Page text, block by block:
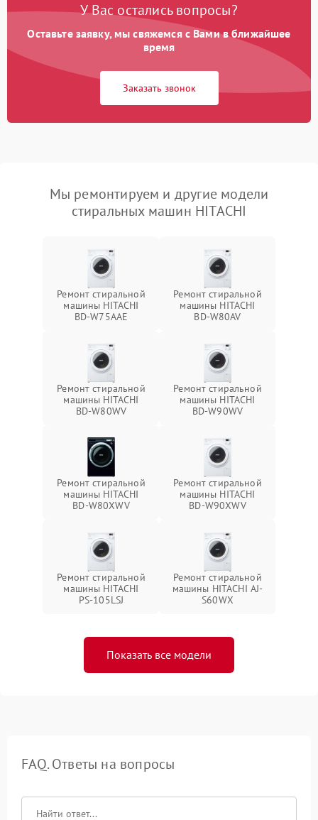
У Вас остались вопросы?
Оставьте заявку, мы свяжемся с Вами в ближайшее
время
Заказать звонок
Мы ремонтируем и другие модели
стиральных машин HITACHI
Ремонт стиральной
машины HITACHI
BD-W75AAE
Ремонт стиральной
машины HITACHI
BD-W80AV
Ремонт стиральной
машины HITACHI
BD-W80WV
Ремонт стиральной
машины HITACHI
BD-W90WV
Ремонт стиральной
машины HITACHI
BD-W80XWV
Ремонт стиральной
машины HITACHI
BD-W90XWV
Ремонт стиральной
машины HITACHI
PS-105LSJ
Ремонт стиральной
машины HITACHI AJ-
S60WX
Показать все модели
FAQ. Ответы на вопросы